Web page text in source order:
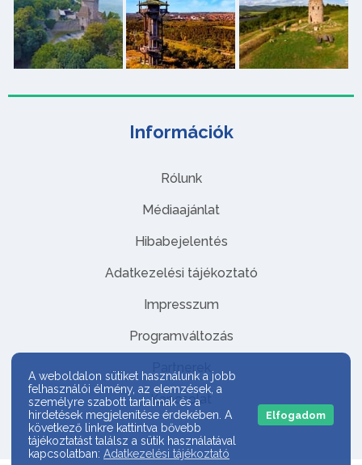
Információk
Rólunk
Médiaajánlat
Hibabejelentés
Adatkezelési tájékoztató
Impresszum
Programváltozás
Partnerek
Kapcsolat
A weboldalon sütiket használunk a jobb
felhasználói élmény, az elemzések, a
személyre szabott tartalmak és a
hirdetések megjelenítése érdekében. A
következő linkre kattintva bővebb
tájékoztatást találsz a sütik használatával
kapcsolatban: Adatkezelési tájékoztató
Elfogadom